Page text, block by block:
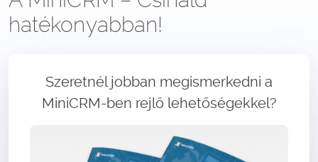
hatékonyabban!
Szeretnél jobban megismerkedni a
MiniCRM-ben rejlő lehetőségekkel?